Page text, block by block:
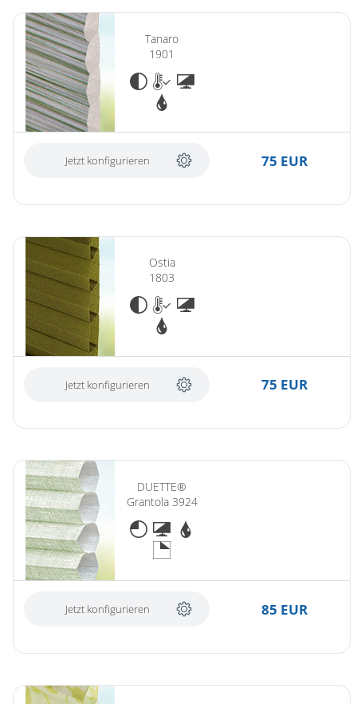
Tanaro
1901
Jetzt konfigurieren 75 EUR
Ostia
1803
Jetzt konfigurieren 75 EUR
DUETTE®
Grantola 3924
Jetzt konfigurieren 85 EUR